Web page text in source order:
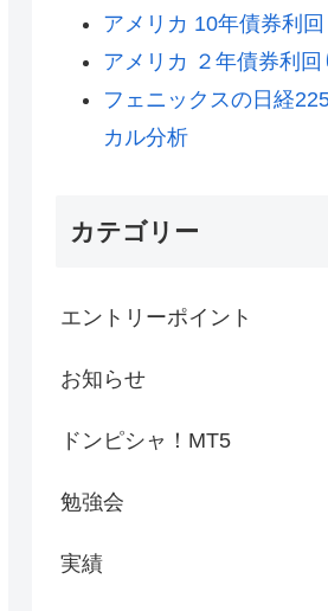
アメリカ 10年債券利回
アメリカ ２年債券利回
フェニックスの日経
カル分析
カテゴリー
エントリーポイント
お知らせ
ドンピシャ！MT5
勉強会
実績